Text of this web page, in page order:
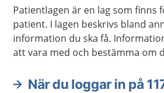
Patientlagen är en lag som finns
patient. I lagen beskrivs bland
information du ska få.
att vara med och bestämma om
När du loggar in på